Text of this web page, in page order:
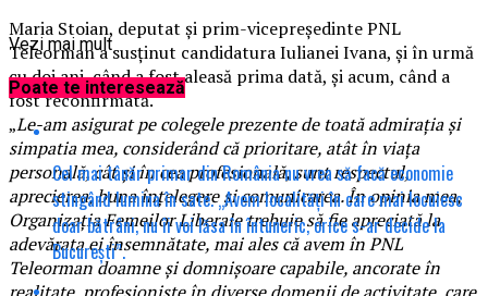
Maria Stoian, deputat și prim-vicepreședinte PNL
Teleorman a susținut candidatura Iulianei Ivana, și în urmă
cu doi ani, când a fost aleasă prima dată, și acum, când a
fost reconfirmată.
„Le-am asigurat pe colegele prezente de toată admirația și
simpatia mea, considerând că prioritare, atât în viața
personală, cât și în cea profesională, sunt respectul,
aprecierea, buna înțelegere și comunicarea. În opinia mea,
Organizația Femeilor Liberale trebuie să fie apreciată la
adevărata ei însemnătate, mai ales că avem în PNL
Teleorman doamne și domnișoare capabile, ancorate în
Vezi mai mult
Poate te interesează
Cel mai tânăr primar din România nu vrea să facă economie
stingând lumina în sate. „Avem localități în care mai locuiesc
doar bătrâni, nu îi voi lăsa în întuneric, orice s-ar decide la
București”.